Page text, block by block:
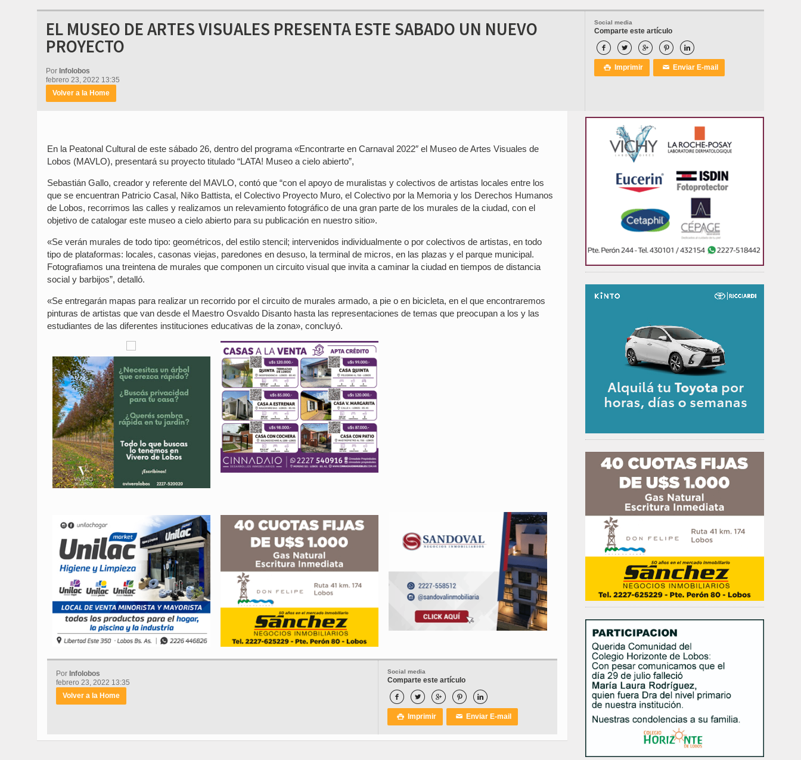
Social media
Comparte este artículo
    
 Imprimir ✉ Enviar E-mail
EL MUSEO DE ARTES VISUALES PRESENTA ESTE SABADO UN NUEVO
PROYECTO
Por Infolobos
febrero 23, 2022 13:35
Volver a la Home
En la Peatonal Cultural de este sábado 26, dentro del programa «Encontrarte en Carnaval 2022″ el Museo de Artes Visuales de
Lobos (MAVLO), presentará su proyecto titulado “LATA! Museo a cielo abierto”,
Sebastián Gallo, creador y referente del MAVLO, contó que “con el apoyo de muralistas y colectivos de artistas locales entre los
que se encuentran Patricio Casal, Niko Battista, el Colectivo Proyecto Muro, el Colectivo por la Memoria y los Derechos Humanos
de Lobos, recorrimos las calles y realizamos un relevamiento fotográfico de una gran parte de los murales de la ciudad, con el
objetivo de catalogar este museo a cielo abierto para su publicación en nuestro sitio».
«Se verán murales de todo tipo: geométricos, del estilo stencil; intervenidos individualmente o por colectivos de artistas, en todo
tipo de plataformas: locales, casonas viejas, paredones en desuso, la terminal de micros, en las plazas y el parque municipal.
Fotografiamos una treintena de murales que componen un circuito visual que invita a caminar la ciudad en tiempos de distancia
social y barbijos”, detalló.
«Se entregarán mapas para realizar un recorrido por el circuito de murales armado, a pie o en bicicleta, en el que encontraremos
pinturas de artistas que van desde el Maestro Osvaldo Disanto hasta las representaciones de temas que preocupan a los y las
estudiantes de las diferentes instituciones educativas de la zona», concluyó.
Social media
Comparte este artículo
    
 Imprimir ✉ Enviar E-mail
Por Infolobos
febrero 23, 2022 13:35
Volver a la Home